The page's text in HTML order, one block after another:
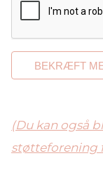
(Du kan også
støtteforening